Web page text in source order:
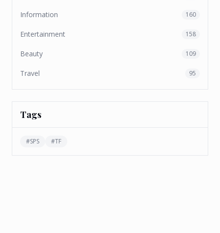
Information 160
Entertainment 158
Beauty 109
Travel 95
Tags
#SPS #TF